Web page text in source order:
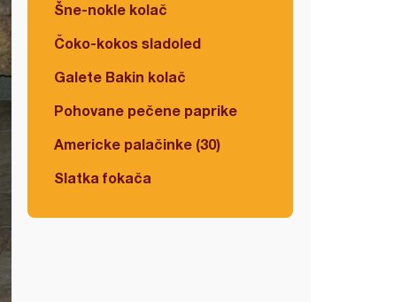
Šne-nokle kolač
Čoko-kokos sladoled
Galete Bakin kolač
Pohovane pečene paprike
Americke palačinke (30)
Slatka fokača